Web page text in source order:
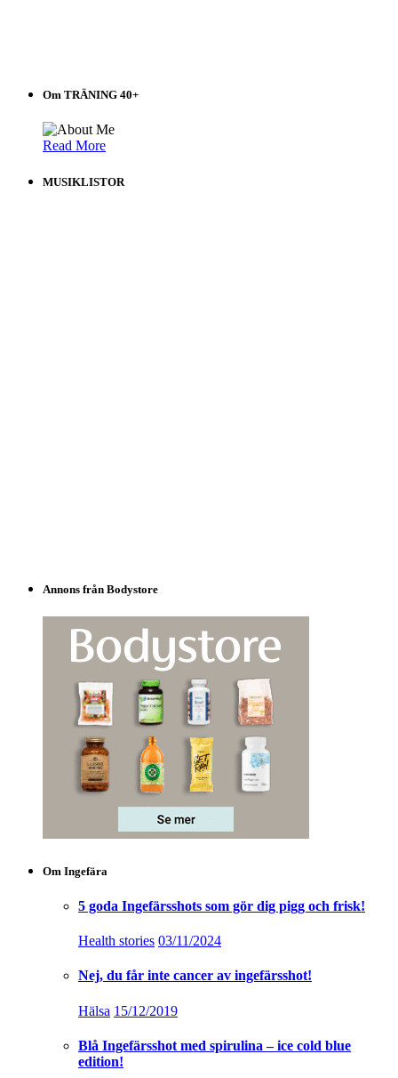
Om TRÄNING 40+
Read More
MUSIKLISTOR
Annons från Bodystore
Om Ingefära
5 goda Ingefärsshots som gör dig pigg och frisk!
Health stories 03/11/2024
Nej, du får inte cancer av ingefärsshot!
Hälsa 15/12/2019
Blå Ingefärsshot med spirulina – ice cold blue
edition!